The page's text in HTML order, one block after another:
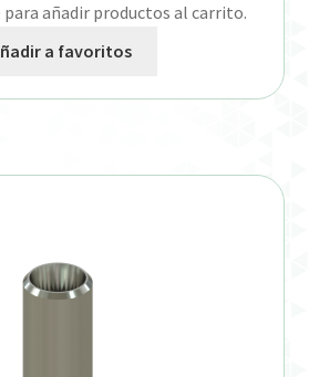
añadir productos al carrito.
a favoritos